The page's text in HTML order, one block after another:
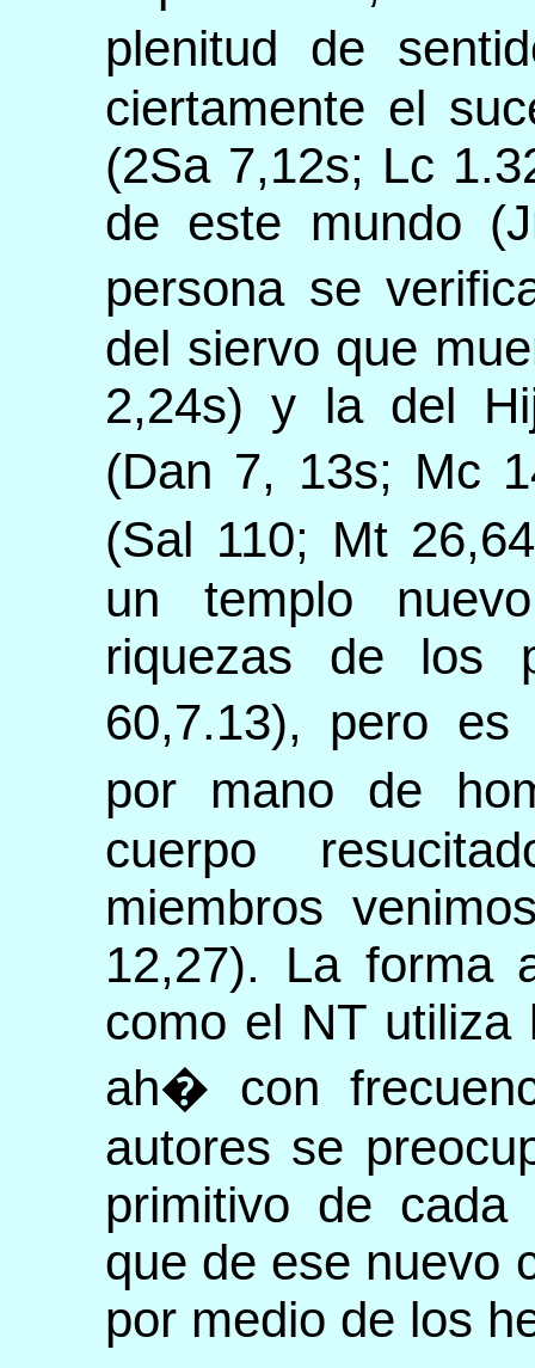
plenitud de
ciertamente el
(2Sa 7,12s; Lc
de este mundo
persona se
del siervo que
2,24s) y la del
(Dan 7, 13s; Mc
(Sal 110; Mt
un templo
riquezas de los
60,7.13), pero
por mano de
cuerpo
miembros
12,27). La forma
como el NT utiliza
ah� con
autores se
primitivo de
que de ese nuevo
por medio de los